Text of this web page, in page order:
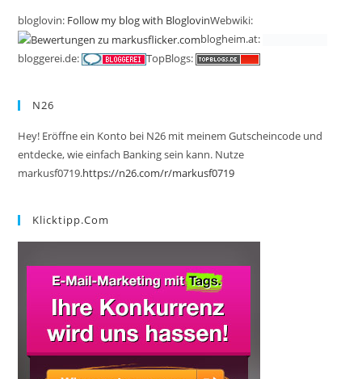
bloglovin: Follow my blog with BloglovinWebwiki:
blogheim.at:
bloggerei.de:
TopBlogs:
N26
Hey! Eröffne ein Konto bei N26 mit meinem Gutscheincode und
entdecke, wie einfach Banking sein kann. Nutze
markusf0719.https://n26.com/r/markusf0719
Klicktipp.com